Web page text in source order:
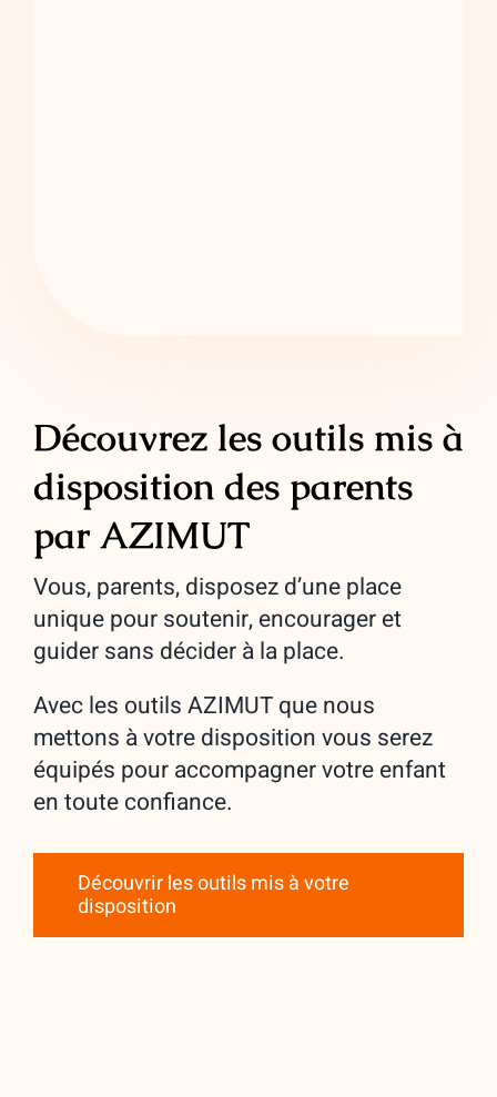
Découvrez les outils mis à
disposition des parents
par AZIMUT
Vous, parents, disposez d’une place
unique pour soutenir, encourager et
guider sans décider à la place.
Avec les outils AZIMUT que nous
mettons à votre disposition vous serez
équipés pour accompagner votre enfant
en toute confiance.
Découvrir les outils mis à votre
disposition